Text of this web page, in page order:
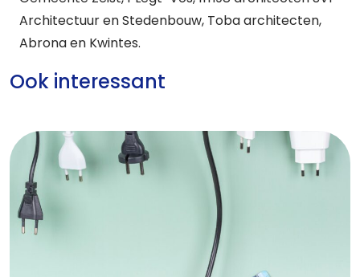
Architectuur en Stedenbouw, Toba architecten,
Abrona en Kwintes.
Ook interessant